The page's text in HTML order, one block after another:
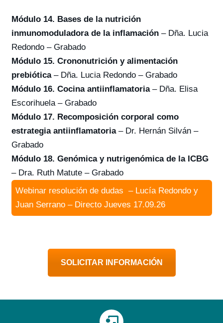
Módulo 14. Bases de la nutrición
inmunomoduladora de la inflamación– Dña. Lucia
Redondo – Grabado
Módulo 15. Crononutrición y alimentación
prebiótica– Dña. Lucia Redondo – Grabado
Módulo 16. Cocina antiinflamatoria– Dña. Elisa
Escorihuela – Grabado
Módulo 17. Recomposición corporal como
estrategia antiinflamatoria– Dr. Hernán Silván –
Grabado
Módulo 18. Genómica y nutrigenómica de la ICBG
– Dra. Ruth Matute – Grabado
Webinar resolución de dudas – Lucía Redondo y
Juan Serrano – Directo Jueves 17.09.26
SOLICITAR INFORMACIÓN